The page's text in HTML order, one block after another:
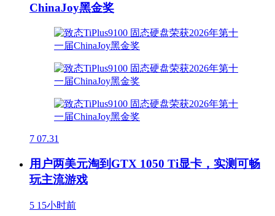
ChinaJoy黑金奖
7 07.31
用户两美元淘到GTX 1050 Ti显卡，实测可畅
玩主流游戏
5 15小时前